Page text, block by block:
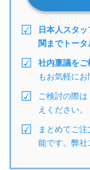
日本人スタ
関までトータ
社内稟議をご
もお気軽にお
ご検討の際
えください。
まとめてご
能です。弊社